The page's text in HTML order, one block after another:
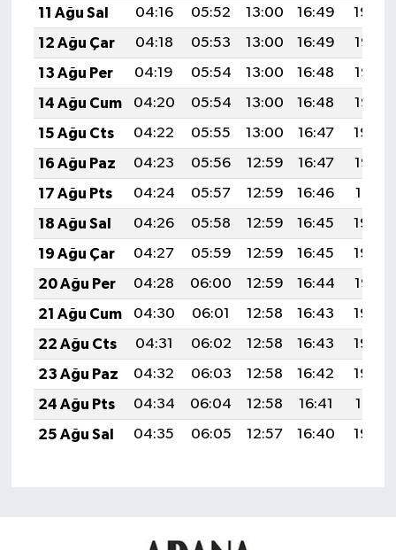
11 Ağu Sal
04:16 05:52 13:00 16:49
19:59
12 Ağu Çar
04:18 05:53 13:00 16:49
19:58
13 Ağu Per
04:19 05:54 13:00 16:48
19:57
14 Ağu Cum
04:20 05:54 13:00 16:48
19:55
15 Ağu Cts
04:22 05:55 13:00 16:47
19:54
16 Ağu Paz
04:23 05:56 12:59 16:47
19:53
17 Ağu Pts
04:24 05:57 12:59 16:46
19:51
18 Ağu Sal
04:26 05:58 12:59 16:45
19:50
19 Ağu Çar
04:27 05:59 12:59 16:45
19:49
20 Ağu Per
04:28 06:00 12:59 16:44
19:47
21 Ağu Cum
04:30 06:01 12:58 16:43
19:46
22 Ağu Cts
04:31 06:02 12:58 16:43
19:44
23 Ağu Paz
04:32 06:03 12:58 16:42
19:43
24 Ağu Pts
04:34 06:04 12:58 16:41
19:41
25 Ağu Sal
04:35 06:05 12:57 16:40 19:40